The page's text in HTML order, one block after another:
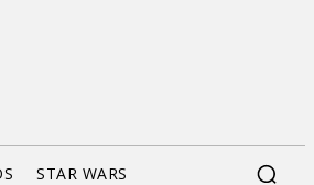
STAR WARS